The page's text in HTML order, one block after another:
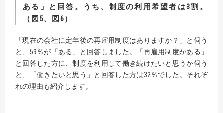
ある」と回答。うち、制度の利用希望者は3割。
（図 5、図 6）
「現在の会社に定年後の再雇用制度はありますか？」と伺う
と、59％が「ある」と回答しました。「再雇用制度がある」
と回答した方に、制度を利用して働き続けたいと思うか伺う
と、「働きたいと思う」と回答した方は32％でした。それぞ
れの理由も紹介します。